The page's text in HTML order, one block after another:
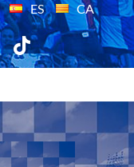
ES CA